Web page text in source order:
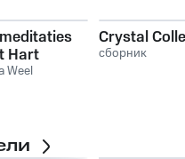
Hart
Weel
Crystal
сборник